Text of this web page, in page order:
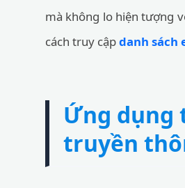
mà không lo hiện tượng
cách truy cậpdanh sách
Ứng dụng
truyền